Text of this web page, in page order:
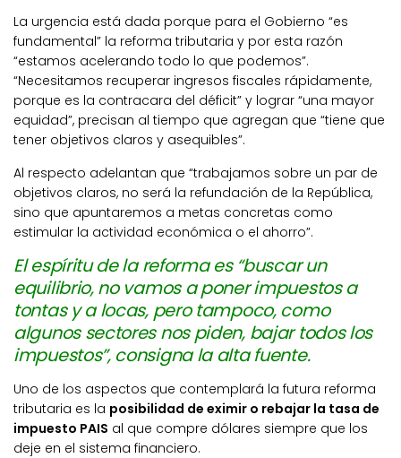
La urgencia está dada porque para el Gobierno “es
fundamental” la reforma tributaria y por esta razón
“estamos acelerando todo lo que podemos”.
“Necesitamos recuperar ingresos fiscales rápidamente,
porque es la contracara del déficit” y lograr “una mayor
equidad”, precisan al tiempo que agregan que “tiene que
tener objetivos claros y asequibles”.
Al respecto adelantan que “trabajamos sobre un par de
objetivos claros, no será la refundación de la República,
sino que apuntaremos a metas concretas como
estimular la actividad económica o el ahorro”.
El espíritu de la reforma es “buscar un
equilibrio, no vamos a poner impuestos a
tontas y a locas, pero tampoco, como
algunos sectores nos piden, bajar todos los
impuestos”, consigna la alta fuente.
Uno de los aspectos que contemplará la futura reforma
tributaria es la posibilidad de eximir o rebajar la tasa de
impuesto PAIS al que compre dólares siempre que los
deje en el sistema financiero.